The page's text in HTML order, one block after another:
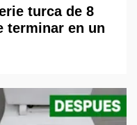
turca de 8
terminar en un